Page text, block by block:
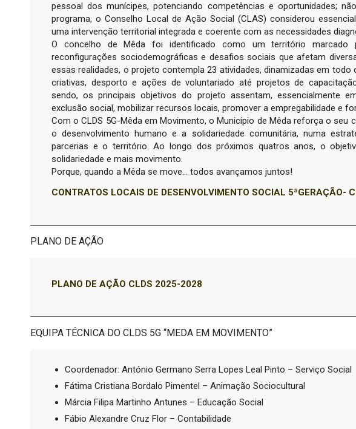
pessoal dos munícipes, potenciando competências e oportunidades;
programa, o Conselho Local de Ação Social (CLAS) considerou
uma intervenção territorial integrada e coerente com as necessidades
O concelho de Mêda foi identificado como um território marcado
reconfigurações sociodemográficas e desafios sociais que afetam
essas realidades, o projeto contempla 23 atividades, dinamizadas em
criativas, desporto e ações de voluntariado até projetos de
sendo, os principais objetivos do projeto assentam, essencialmente
exclusão social, mobilizar recursos locais, promover a empregabilidade e
Com o CLDS 5G-Mêda em Movimento, o Município de Mêda reforça o
o desenvolvimento humano e a solidariedade comunitária, numa
parcerias e o território. Ao longo dos próximos quatros anos, o
solidariedade e mais movimento.
Porque, quando a Mêda se move… todos avançamos juntos!
CONTRATOS LOCAIS DE DESENVOLVIMENTO SOCIAL 5ªGERAÇÃO-
PLANO DE AÇÃO
PLANO DE AÇÃO CLDS 2025-2028
EQUIPA TÉCNICA DO CLDS 5G “MEDA EM MOVIMENTO”
Coordenador: António Germano Serra Lopes Leal Pinto – Serviço Social
Fátima Cristiana Bordalo Pimentel – Animação Sociocultural
Márcia Filipa Martinho Antunes – Educação Social
Fábio Alexandre Cruz Flor – Contabilidade